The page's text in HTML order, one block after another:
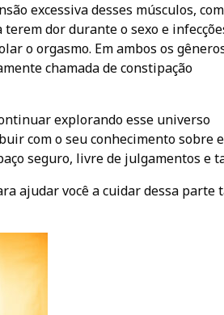
excessiva desses músculos,
dor durante o sexo e
o orgasmo. Em ambos os
chamada de constipação
explorando esse universo
com o seu conhecimento sobre
seguro, livre de julgamentos e
ajudar você a cuidar dessa parte